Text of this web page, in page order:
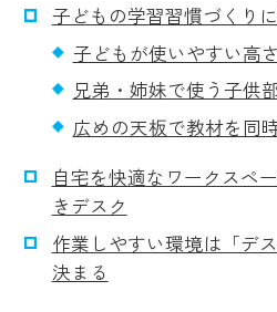
子どもの学習習慣づくり
子どもが使いやすい高
兄弟・姉妹で使う子供
広めの天板で教材を同
自宅を快適なワークスペ
きデスク
作業しやすい環境は「デ
決まる